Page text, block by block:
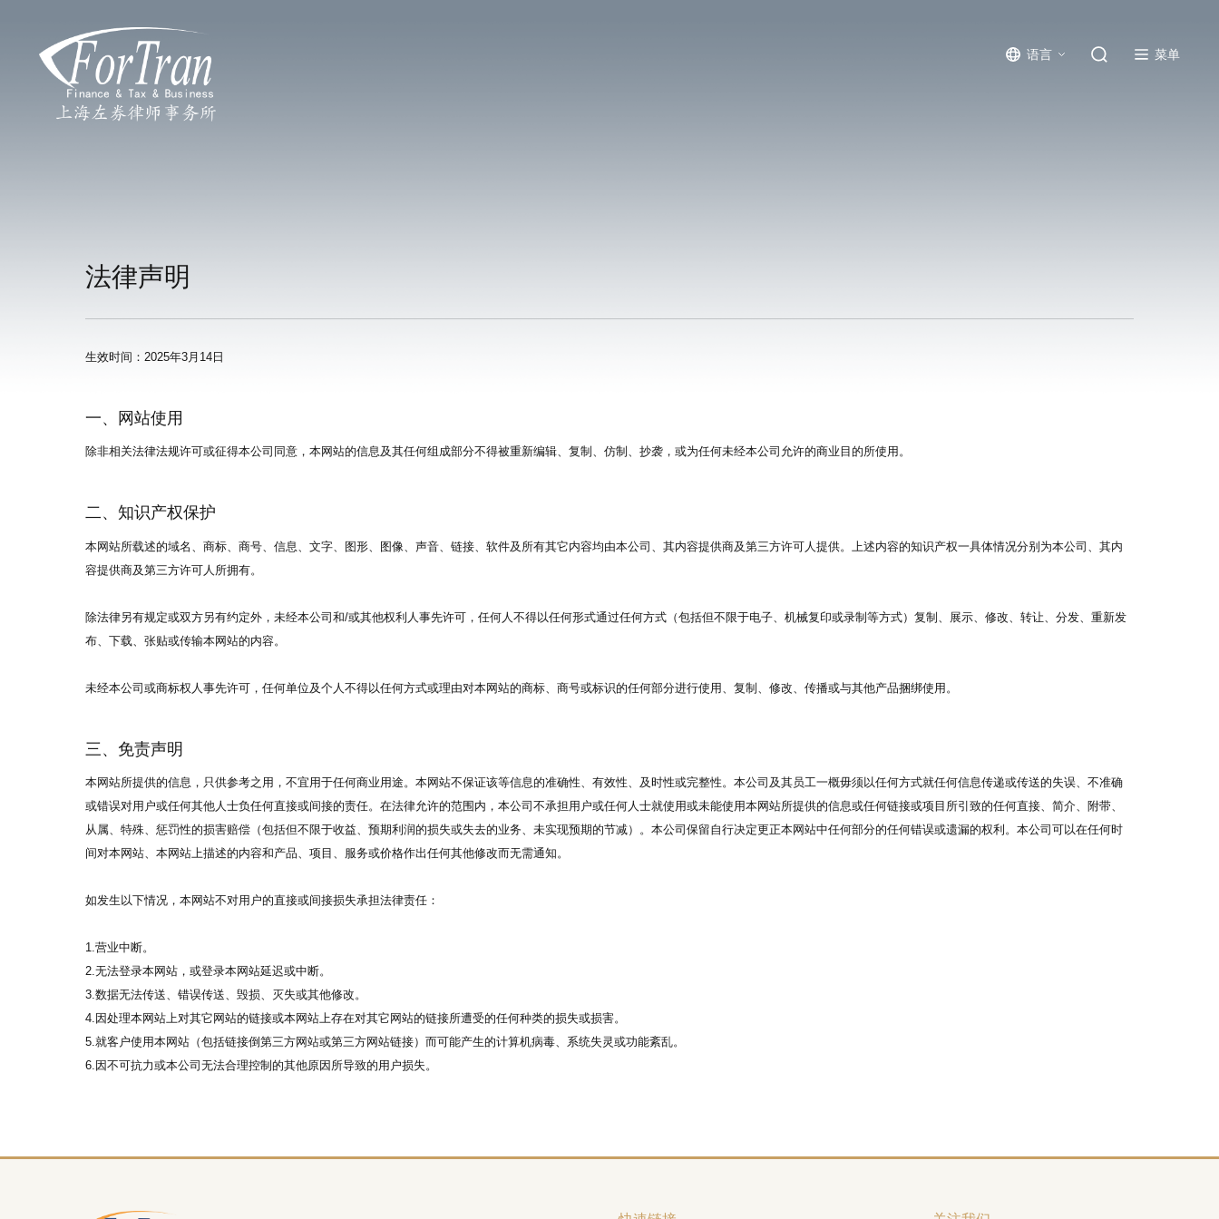
语言 菜单
法律声明
生效时间：2025年3月14日
一、网站使用
除非相关法律法规许可或征得本公司同意，本网站的信息及其任何组成部分不得被重新编辑、复制、仿制、抄袭，或为任何未经本公司允许的商业目的所使用。
二、知识产权保护
本网站所载述的域名、商标、商号、信息、文字、图形、图像、声音、链接、软件及所有其它内容均由本公司、其内容提供商及第三方许可人提供。上述内容的知识产权一具体情况分别为本公司、其内
容提供商及第三方许可人所拥有。
除法律另有规定或双方另有约定外，未经本公司和/或其他权利人事先许可，任何人不得以任何形式通过任何方式（包括但不限于电子、机械复印或录制等方式）复制、展示、修改、转让、分发、重新发
布、下载、张贴或传输本网站的内容。
未经本公司或商标权人事先许可，任何单位及个人不得以任何方式或理由对本网站的商标、商号或标识的任何部分进行使用、复制、修改、传播或与其他产品捆绑使用。
三、免责声明
本网站所提供的信息，只供参考之用，不宜用于任何商业用途。本网站不保证该等信息的准确性、有效性、及时性或完整性。本公司及其员工一概毋须以任何方式就任何信息传递或传送的失误、不准确
或错误对用户或任何其他人士负任何直接或间接的责任。在法律允许的范围内，本公司不承担用户或任何人士就使用或未能使用本网站所提供的信息或任何链接或项目所引致的任何直接、简介、附带、
从属、特殊、惩罚性的损害赔偿（包括但不限于收益、预期利润的损失或失去的业务、未实现预期的节减）。本公司保留自行决定更正本网站中任何部分的任何错误或遗漏的权利。本公司可以在任何时
间对本网站、本网站上描述的内容和产品、项目、服务或价格作出任何其他修改而无需通知。
如发生以下情况，本网站不对用户的直接或间接损失承担法律责任：
1.营业中断。
2.无法登录本网站，或登录本网站延迟或中断。
3.数据无法传送、错误传送、毁损、灭失或其他修改。
4.因处理本网站上对其它网站的链接或本网站上存在对其它网站的链接所遭受的任何种类的损失或损害。
5.就客户使用本网站（包括链接倒第三方网站或第三方网站链接）而可能产生的计算机病毒、系统失灵或功能紊乱。
6.因不可抗力或本公司无法合理控制的其他原因所导致的用户损失。